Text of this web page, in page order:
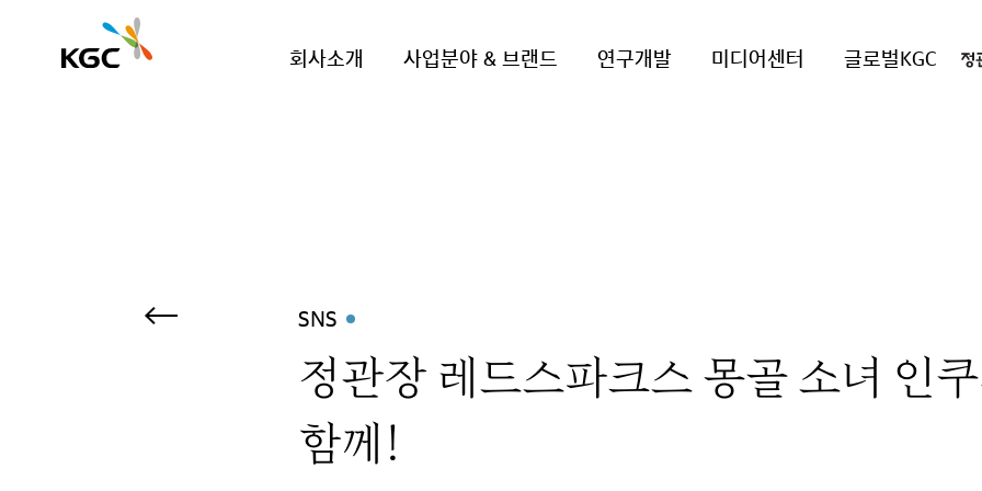
회사소개 사업분야 & 브랜드 연구개발 미디어센터 글로벌KGC
SNS
정관장 레드스파크스 몽골 소녀 인
함께!